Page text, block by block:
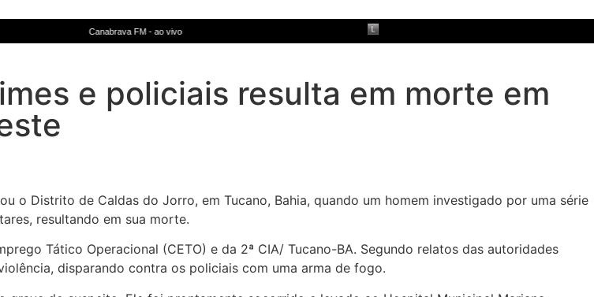
e policiais resulta em morte em
o Distrito de Caldas do Jorro, em Tucano, Bahia, quando um homem investigado por uma série
resultando em sua morte.
Tático Operacional (CETO) e da 2ª CIA/ Tucano-BA. Segundo relatos das autoridades
disparando contra os policiais com uma arma de fogo.